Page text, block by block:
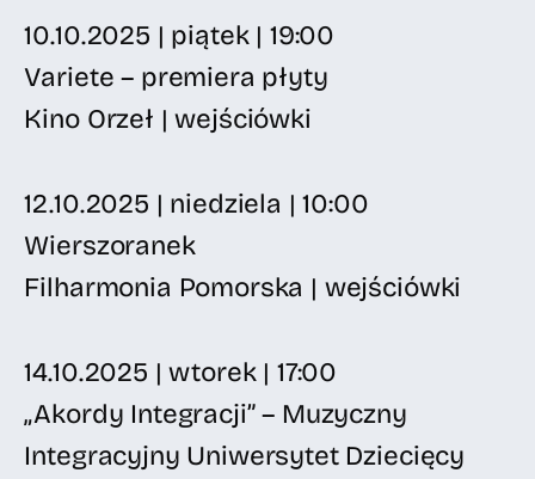
10.10.2025 | piątek | 19:00
Variete – premiera płyty
Kino Orzeł | wejściówki
12.10.2025 | niedziela | 10:00
Wierszoranek
Filharmonia Pomorska | wejściówki
14.10.2025 | wtorek | 17:00
„Akordy Integracji” – Muzyczny
Integracyjny Uniwersytet Dziecięcy